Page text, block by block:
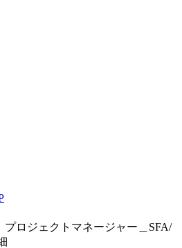
プロジェクトマネージャー＿SFA/